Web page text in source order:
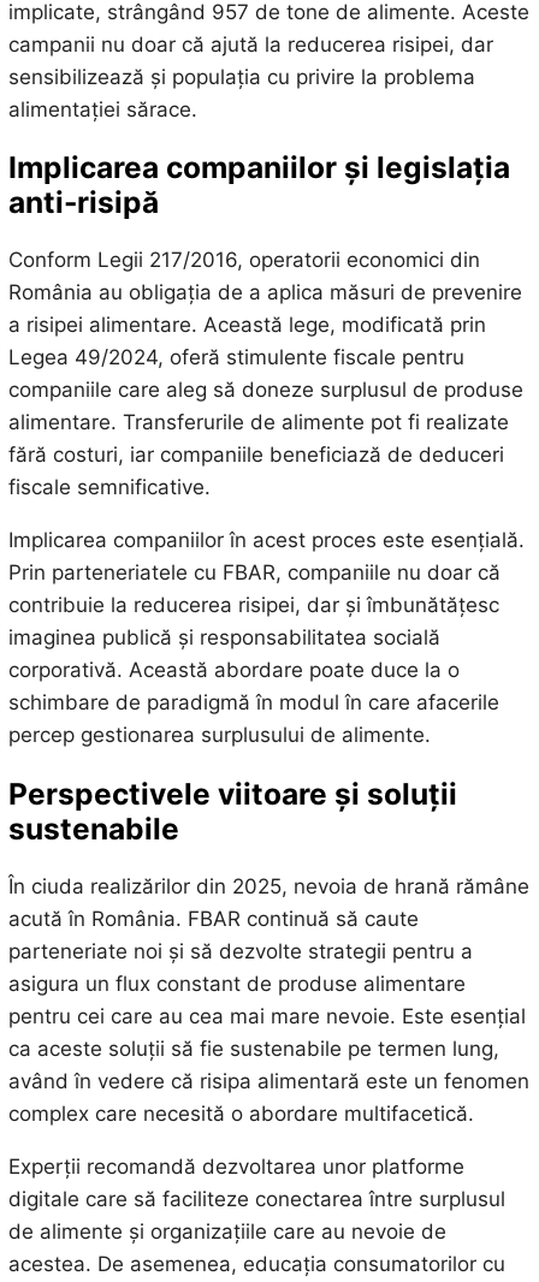
implicate, strângând 957 de tone de alimente. Aceste
campanii nu doar că ajută la reducerea risipei, dar
sensibilizează și populația cu privire la problema
alimentației sărace.
Implicarea companiilor și legislația
anti-risipă
Conform Legii 217/2016, operatorii economici din
România au obligația de a aplica măsuri de prevenire
a risipei alimentare. Această lege, modificată prin
Legea 49/2024, oferă stimulente fiscale pentru
companiile care aleg să doneze surplusul de produse
alimentare. Transferurile de alimente pot fi realizate
fără costuri, iar companiile beneficiază de deduceri
fiscale semnificative.
Implicarea companiilor în acest proces este esențială.
Prin parteneriatele cu FBAR, companiile nu doar că
contribuie la reducerea risipei, dar și îmbunătățesc
imaginea publică și responsabilitatea socială
corporativă. Această abordare poate duce la o
schimbare de paradigmă în modul în care afacerile
percep gestionarea surplusului de alimente.
Perspectivele viitoare și soluții
sustenabile
În ciuda realizărilor din 2025, nevoia de hrană rămâne
acută în România. FBAR continuă să caute
parteneriate noi și să dezvolte strategii pentru a
asigura un flux constant de produse alimentare
pentru cei care au cea mai mare nevoie. Este esențial
ca aceste soluții să fie sustenabile pe termen lung,
având în vedere că risipa alimentară este un fenomen
complex care necesită o abordare multifacetică.
Experții recomandă dezvoltarea unor platforme
digitale care să faciliteze conectarea între surplusul
de alimente și organizațiile care au nevoie de
acestea. De asemenea, educația consumatorilor cu